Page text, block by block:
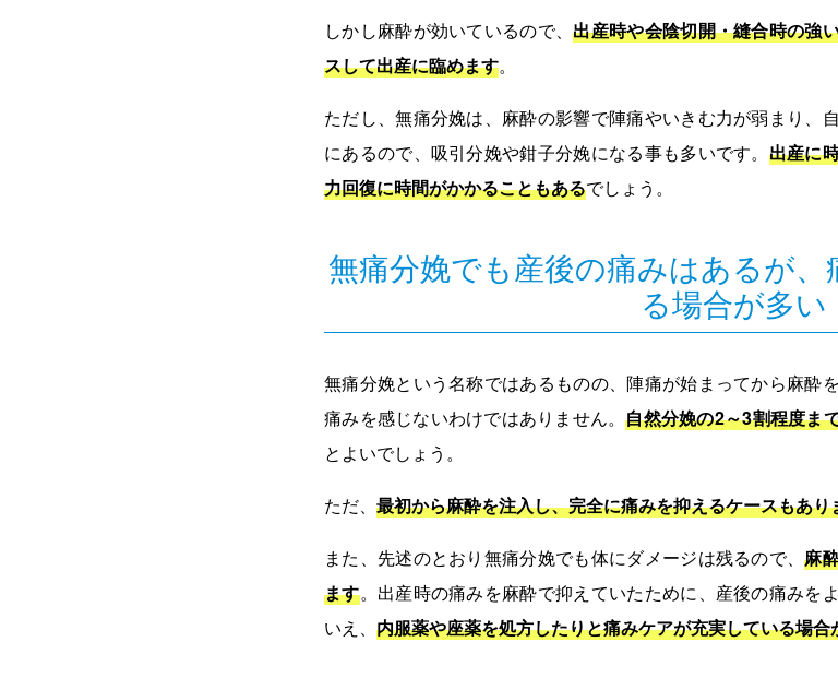
しかし麻酔が効いているので、出産時や会陰切開・縫合時の強
スして出産に臨めます。
ただし、無痛分娩は、麻酔の影響で陣痛やいきむ力が弱まり、
にあるので、吸引分娩や鉗子分娩になる事も多いです。 出産に
力回復に時間がかかることもあるでしょう。
無痛分娩でも産後の痛みはあるが
る場合が多い
無痛分娩という名称ではあるものの、陣痛が始まってから麻酔
痛みを感じないわけではありません。自然分娩の2～3割程度ま
とよいでしょう。
ただ、 最初から麻酔を注入し、完全に痛みを抑えるケースもあり
また、先述のとおり無痛分娩でも体にダメージは残るので、麻
ます。出産時の痛みを麻酔で抑えていたために、産後の痛みを
いえ、 内服薬や座薬を処方したりと痛みケアが充実している場合